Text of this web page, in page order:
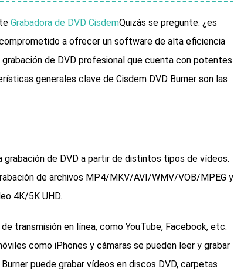
Grabadora de DVD CisdemQuizás se pregunte: ¿es
a ofrecer un software de alta eficiencia
de DVD profesional que cuenta con potentes
generales clave de Cisdem DVD Burner son las
de DVD a partir de distintos tipos de vídeos.
de archivos MP4/MKV/AVI/WMV/VOB/MPEG y
4K/5K UHD.
transmisión en línea, como YouTube, Facebook, etc.
como iPhones y cámaras se pueden leer y grabar
puede grabar vídeos en discos DVD, carpetas